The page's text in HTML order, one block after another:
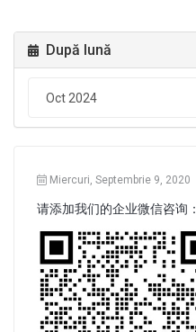
După lună
Miercuri, Septembrie 9, 2020
请添加我们的企业微信咨询：